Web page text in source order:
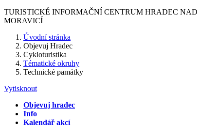
TURISTICKÉ INFORMAČNÍ CENTRUM HRADEC NAD
MORAVICÍ
Úvodní stránka
Objevuj Hradec
Cykloturistika
Tématické okruhy
Technické památky
Vytisknout
Objevuj hradec
Info
Kalendář akcí